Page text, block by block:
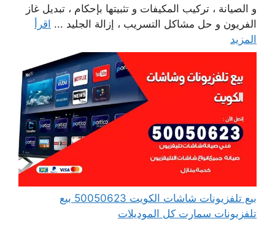
و الصيانة ، تركيب المكيفات و تثبيتها بإحكام ، تبديل غاز
الفريون و حل مشاكل التسريب ، إزالة الجليد ... اقرأ
المزيد
بيع تلفزيونات شاشات الكويت 50050623 بيع
تلفزيونات سمارت كل الموديلات